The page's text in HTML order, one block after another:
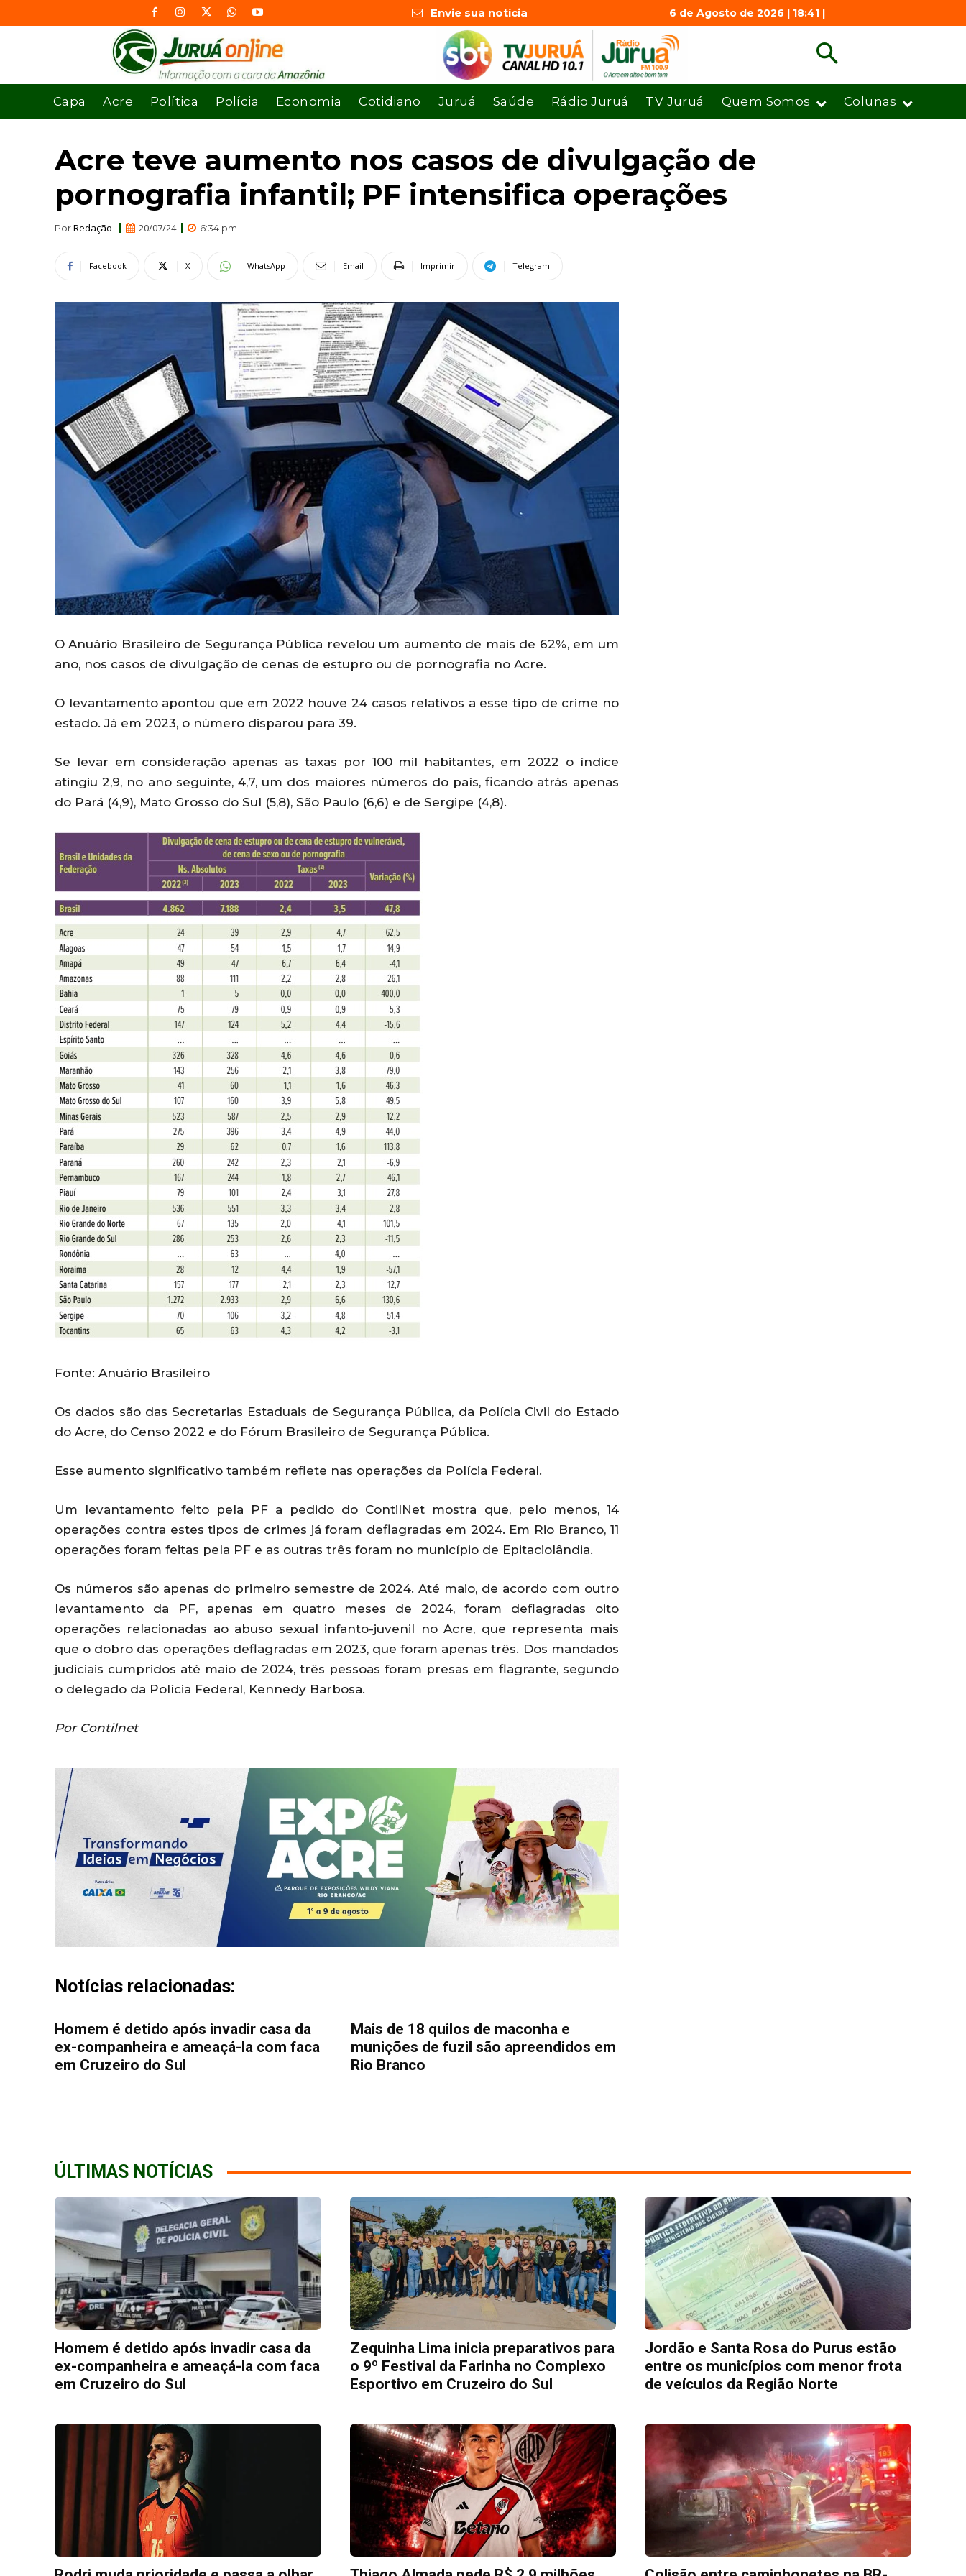
Envie sua notícia 6 de Agosto de 2026 | 18:41 |
Capa Acre Política Polícia Economia Cotidiano Juruá Saúde Rádio Juruá TV Juruá Quem Somos Colunas
Acre teve aumento nos casos de divulgação de
pornografia infantil; PF intensifica operações
PorRedação 20/07/24 6:34 pm
Facebook X WhatsApp Email Imprimir Telegram
O Anuário Brasileiro de Segurança Pública revelou um aumento de mais de 62%, em um
ano, nos casos de divulgação de cenas de estupro ou de pornografia no Acre.
O levantamento apontou que em 2022 houve 24 casos relativos a esse tipo de crime no
estado. Já em 2023, o número disparou para 39.
Se levar em consideração apenas as taxas por 100 mil habitantes, em 2022 o índice
atingiu 2,9, no ano seguinte, 4,7, um dos maiores números do país, ficando atrás apenas
do Pará (4,9), Mato Grosso do Sul (5,8), São Paulo (6,6) e de Sergipe (4,8).
Fonte: Anuário Brasileiro
Os dados são das Secretarias Estaduais de Segurança Pública, da Polícia Civil do Estado
do Acre, do Censo 2022 e do Fórum Brasileiro de Segurança Pública.
Esse aumento significativo também reflete nas operações da Polícia Federal.
Um levantamento feito pela PF a pedido do ContilNet mostra que, pelo menos, 14
operações contra estes tipos de crimes já foram deflagradas em 2024. Em Rio Branco, 11
operações foram feitas pela PF e as outras três foram no município de Epitaciolândia.
Os números são apenas do primeiro semestre de 2024. Até maio, de acordo com outro
levantamento da PF, apenas em quatro meses de 2024, foram deflagradas oito
operações relacionadas ao abuso sexual infanto-juvenil no Acre, que representa mais
que o dobro das operações deflagradas em 2023, que foram apenas três. Dos mandados
judiciais cumpridos até maio de 2024, três pessoas foram presas em flagrante, segundo
o delegado da Polícia Federal, Kennedy Barbosa.
Por Contilnet
Notícias relacionadas:
Homem é detido após invadir casa da
ex-companheira e ameaçá-la com faca
em Cruzeiro do Sul
Mais de 18 quilos de maconha e
munições de fuzil são apreendidos em
Rio Branco
ÚLTIMAS NOTÍCIAS
Homem é detido após invadir casa da
ex-companheira e ameaçá-la com faca
em Cruzeiro do Sul
Zequinha Lima inicia preparativos para
o 9º Festival da Farinha no Complexo
Esportivo em Cruzeiro do Sul
Jordão e Santa Rosa do Purus estão
entre os municípios com menor frota
de veículos da Região Norte